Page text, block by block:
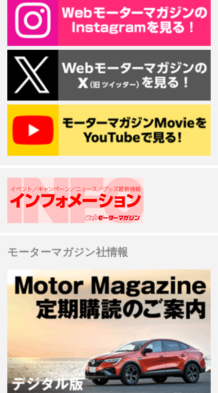
モーターマガジン社情報